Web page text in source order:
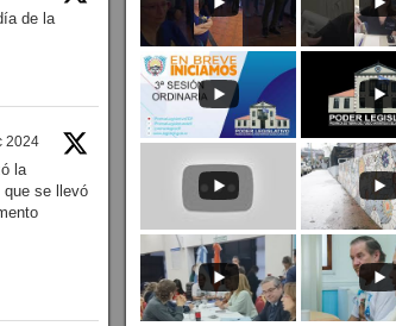
de la
2024
la
que se llevó